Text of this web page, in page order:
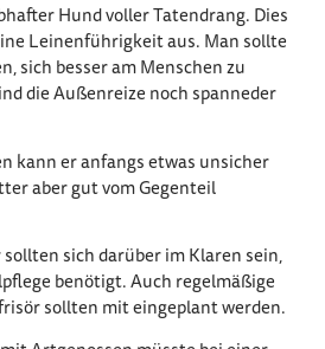
Hund voller Tatendrang. Dies
Leinenführigkeit aus. Man sollte
sich besser am Menschen zu
die Außenreize noch spanneder
kann er anfangs etwas unsicher
aber gut vom Gegenteil
sich darüber im Klaren sein,
benötigt. Auch regelmäßige
sollten mit eingeplant werden.